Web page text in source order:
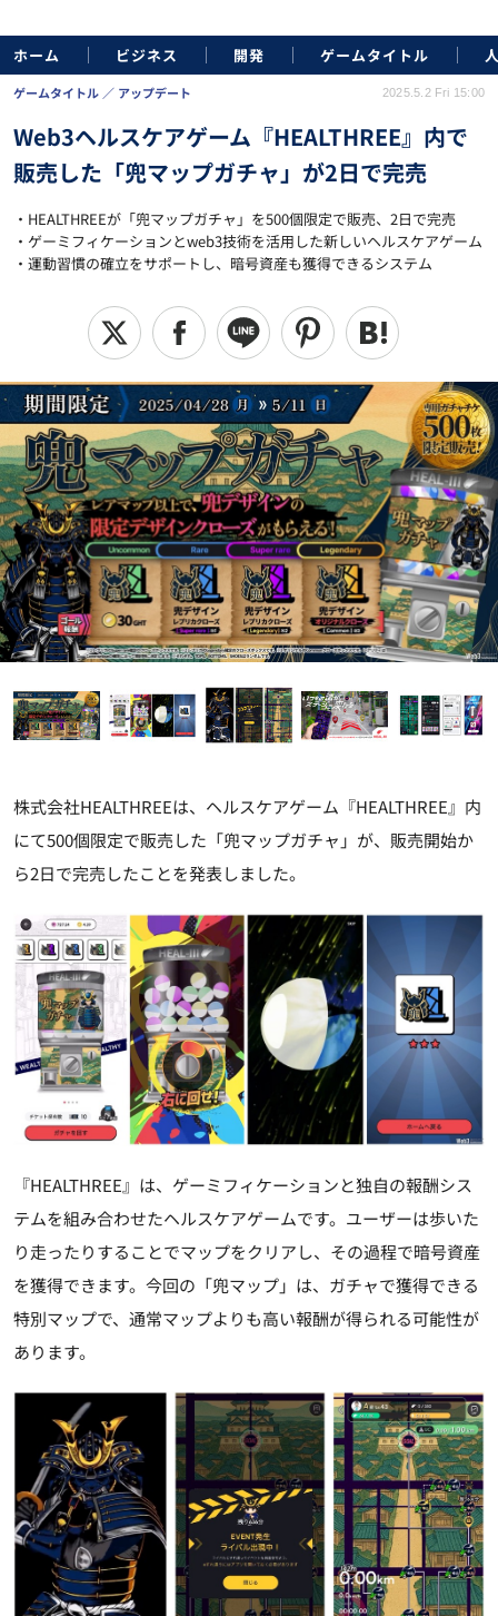
ホーム ビジネス 開発 ゲームタイトル
Web3ヘルスケアゲーム『HEALTHREE』内で
販売した「兜マップガチャ」が2日で完売
・HEALTHREEが「兜マップガチャ」を500個限定で販売、2日で完売
・ゲーミフィケーションとweb3技術を活用した新しいヘルスケアゲーム
・運動習慣の確立をサポートし、暗号資産も獲得できるシステム
ゲームタイトル アップデート 2025.5.2 Fri 15:00
株式会社HEALTHREEは、ヘルスケアゲーム『HEALTHREE』内
にて500個限定で販売した「兜マップガチャ」が、販売開始か
ら2日で完売したことを発表しました。
『HEALTHREE』は、ゲーミフィケーションと独自の報酬シス
テムを組み合わせたヘルスケアゲームです。ユーザーは歩いた
り走ったりすることでマップをクリアし、その過程で暗号資産
を獲得できます。今回の「兜マップ」は、ガチャで獲得できる
特別マップで、通常マップよりも高い報酬が得られる可能性が
あります。